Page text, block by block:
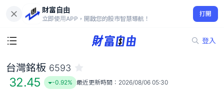
財富自由
立即使用APP，開啟您的股市智慧導航！
打開
登入
32.45
-0.92%
台灣銘板 6593
32.45 -0.92% 最近更新時間： 2026/08/06 05:30